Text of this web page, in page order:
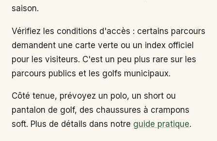
saison.
Vérifiez les conditions d'accès : certains parcours
demandent une carte verte ou un index officiel
pour les visiteurs. C'est un peu plus rare sur les
parcours publics et les golfs municipaux.
Côté tenue, prévoyez un polo, un short ou
pantalon de golf, des chaussures à crampons
soft. Plus de détails dans notre guide pratique.